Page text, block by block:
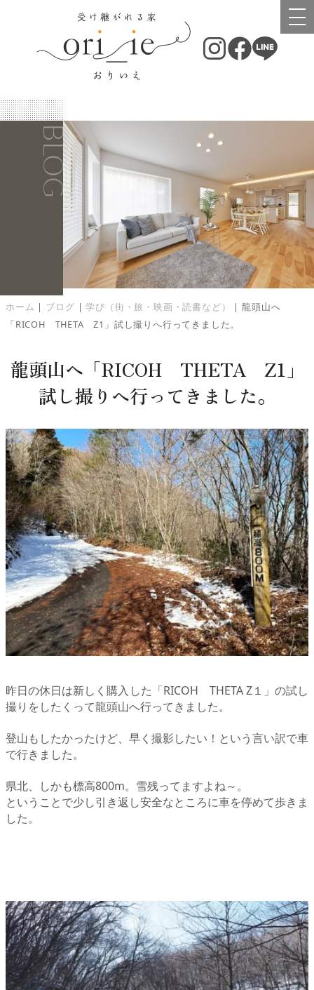
BLOG
ホーム | ブログ | 学び（街・旅・映画・読書など） | 龍頭山へ
「RICOH THETA Z1」試し撮りへ行ってきました。
龍頭山へ「RICOH THETA Z1」
試し撮りへ行ってきました。
昨日の休日は新しく購入した「RICOH THETA Z１」の試し
撮りをしたくって龍頭山へ行ってきました。
登山もしたかったけど、早く撮影したい！という言い訳で車
で行きました。
県北、しかも標高800m。雪残ってますよね～。
ということで少し引き返し安全なところに車を停めて歩きま
した。